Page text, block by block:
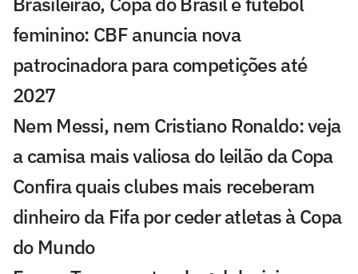
feminino: CBF anuncia nova
patrocinadora para competições até
2027
Nem Messi, nem Cristiano Ronaldo: veja
a camisa mais valiosa do leilão da Copa
Confira quais clubes mais receberam
dinheiro da Fifa por ceder atletas à Copa
do Mundo